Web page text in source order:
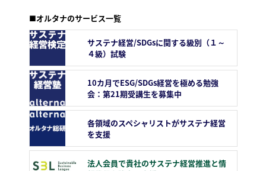
■オルタナのサービス一覧
サステナ経営/SDGsに関する級別（１～
４級）試験
10カ月でESG/SDGs経営を極める勉強
会：第21期受講生を募集中
各領域のスペシャリストがサステナ経営
を支援
法人会員で貴社のサステナ経営推進と情